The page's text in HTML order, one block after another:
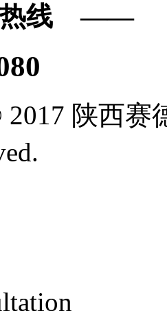
线 ——
2017 陕西